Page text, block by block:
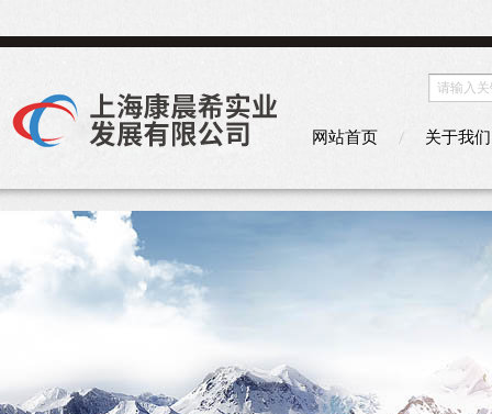
网站首页 关于我们